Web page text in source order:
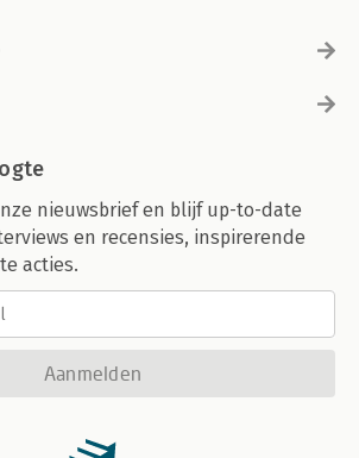
nieuwsbrief en blijf up-to-date
en recensies, inspirerende
acties.
Aanmelden